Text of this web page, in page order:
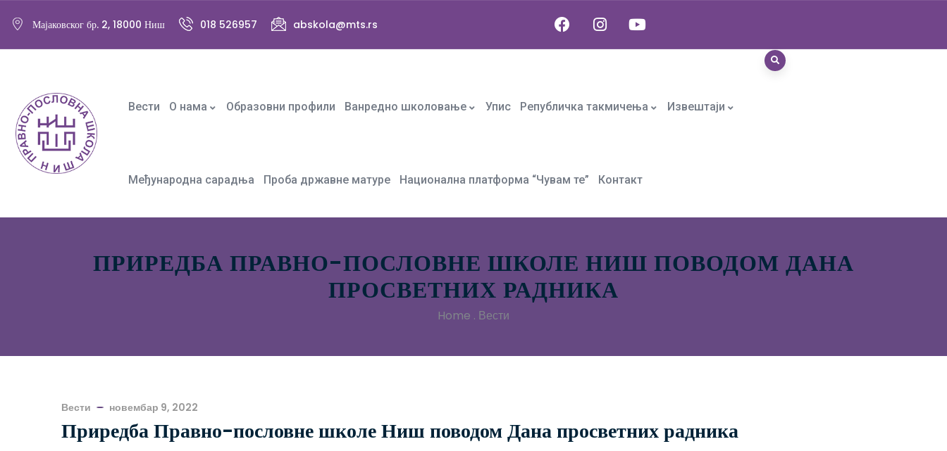
Мајаковског бр. 2, 18000 Ниш 018 526957 abskola@mts.rs
Вести О нама Образовни профили Ванредно школовање Упис Републичка такмичења Извештаји
Међународна сарадња Проба државне матуре Национална платформа “Чувам те” Контакт
ПРИРЕДБА ПРАВНО-ПОСЛОВНЕ ШКОЛЕ НИШ ПОВОДОМ ДАНА
ПРОСВЕТНИХ РАДНИКА
Home . Вести
Вести новембар 9, 2022
Приредба Правно-пословне школе Ниш поводом Дана просветних радника